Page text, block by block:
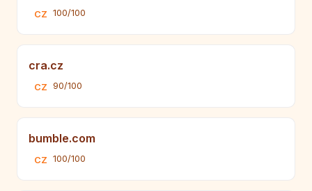
CZ 100/100
cra.cz
CZ 90/100
bumble.com
CZ 100/100